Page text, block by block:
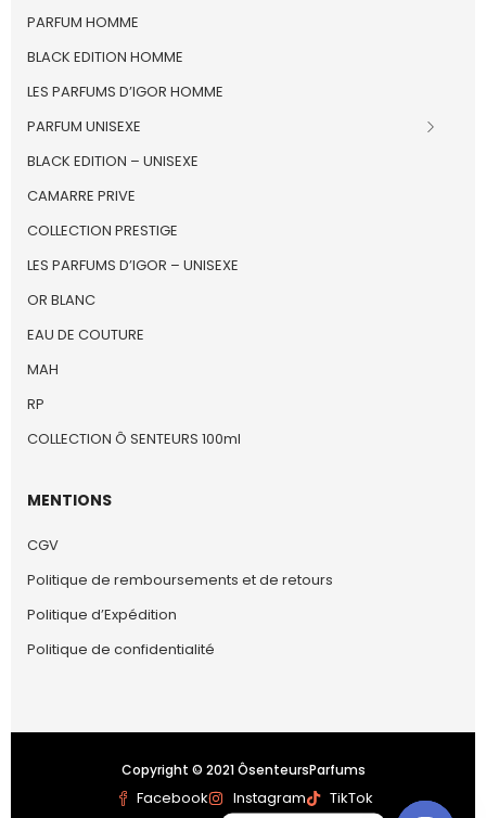
PARFUM HOMME
BLACK EDITION HOMME
LES PARFUMS D’IGOR HOMME
PARFUM UNISEXE
BLACK EDITION – UNISEXE
CAMARRE PRIVE
COLLECTION PRESTIGE
LES PARFUMS D’IGOR – UNISEXE
OR BLANC
EAU DE COUTURE
MAH
RP
COLLECTION Ô SENTEURS 100ml
MENTIONS
CGV
Politique de remboursements et de retours
Politique d’Expédition
Politique de confidentialité
Copyright © 2021 ÔsenteursParfums
Facebook Instagram TikTok